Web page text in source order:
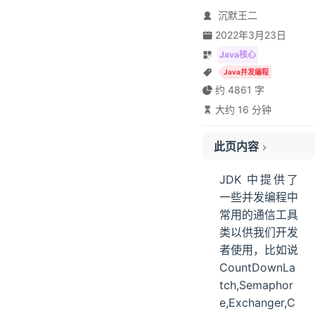
沉默王二
2022年3月23日
Java核心
Java并发编程
约 4861 字
大约 16 分钟
此页内容
Semaphore 使用案例
Semaphore 原理
Exchanger
CountDownLatch
CyclicBarrier
JDK 中提供了
一些并发编程中
常用的通信工具
类以供我们开发
者使用，比如说
CountDownLa
tch,Semaphor
e,Exchanger,C